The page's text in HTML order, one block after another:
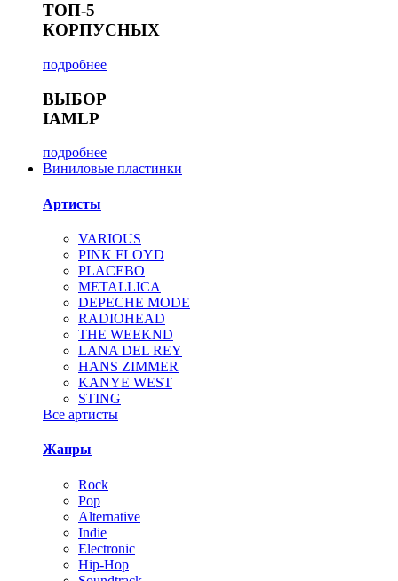
ТОП-5
КОРПУСНЫХ
подробнее
ВЫБОР
IAMLP
подробнее
Виниловые пластинки
Артисты
VARIOUS
PINK FLOYD
PLACEBO
METALLICA
DEPECHE MODE
RADIOHEAD
THE WEEKND
LANA DEL REY
HANS ZIMMER
KANYE WEST
STING
Все артисты
Жанры
Rock
Pop
Alternative
Indie
Electronic
Hip-Hop